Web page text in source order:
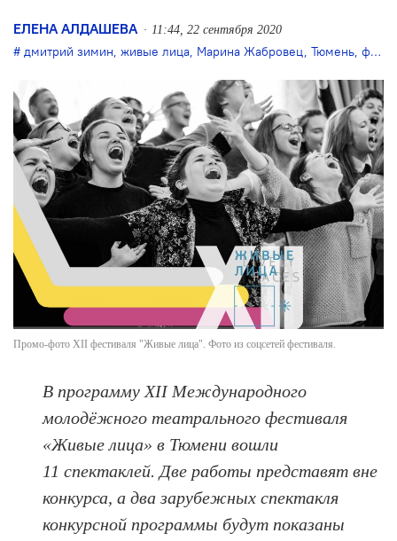
ЕЛЕНА АЛДАШЕВА 11:44, 22 сентября 2020
дмитрий зимин, живые лица, Марина Жабровец, Тюмень, фестиваль
Промо-фото XII фестиваля "Живые лица". Фото из соцсетей фестиваля.
В программу XII Международного
молодёжного театрального фестиваля
«Живые лица» в Тюмени вошли
11 спектаклей. Две работы представят вне
конкурса, а два зарубежных спектакля
конкурсной программы будут показаны